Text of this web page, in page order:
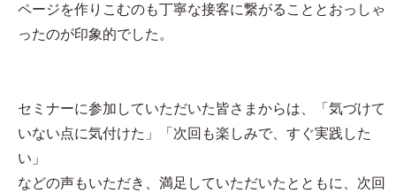
ページを作りこむのも丁寧な接客に繋がることとおっしゃ
ったのが印象的でした。
セミナーに参加していただいた皆さまからは、「気づけて
いない点に気付けた」「次回も楽しみで、すぐ実践した
い」
などの声もいただき、満足していただいたとともに、次回